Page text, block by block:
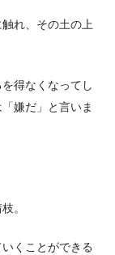
れ、その土の上
得なくなってし
嫌だ」と言いま
。
くことができる